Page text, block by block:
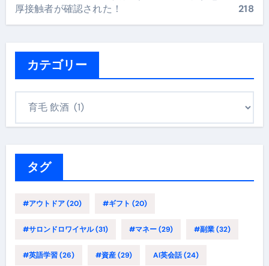
厚接触者が確認された！
218
カテゴリー
タグ
#アウトドア(20) #ギフト (20)
#サロンドロワイヤル(31) #マネー(29) #副業(32)
#英語学習(26) #資産(29) AI英会話(24)